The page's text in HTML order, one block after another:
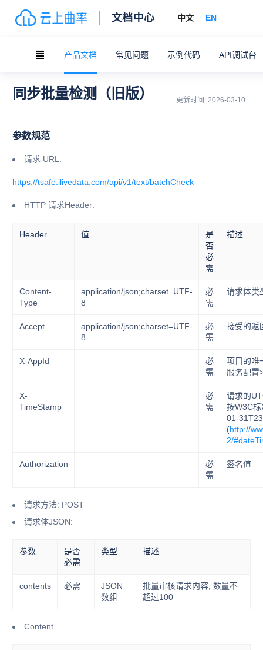
文档中心 中文 EN
产品文档 常见问题 示例代码 API调试台
同步批量检测（旧版） 更新时间: 2026-03-10
参数规范
请求 URL:
https://tsafe.ilivedata.com/api/v1/text/batchCheck
HTTP 请求Header:
Header 值
是
否
必
需
描述
Content-
Type
application/json;charset=UTF-
8
必
需
请求体类
Accept
application/json;charset=UTF-
8
必
需
接受的返
X-AppId
必
需
项目的唯
服务配置
X-
TimeStamp
必
需
请求的
按W3C
01-
(http://
2/
Authorization
必
需
签名值
请求方法: POST
请求体JSON:
参数
是否
必需
类型 描述
contents 必需
JSON
数组
批量审核请求内容, 数量不
超过100
Content